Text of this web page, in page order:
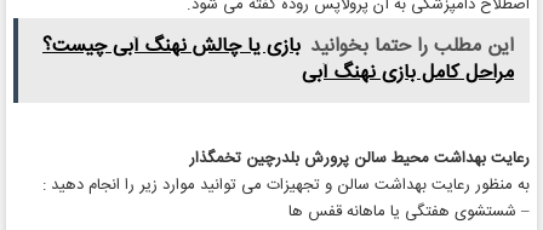
این مطلب را حتما بخوانید بازی یا چالش نهنگ آبی چیست؟
مراحل کامل بازی نهنگ آبی
رعایت بهداشت محیط سالن پرورش بلدرچین تخمگذار
به منظور رعایت بهداشت سالن و تجهیزات می توانید موارد زیر را انجام دهید :
– شستشوی هفتگی یا ماهانه قفس ها